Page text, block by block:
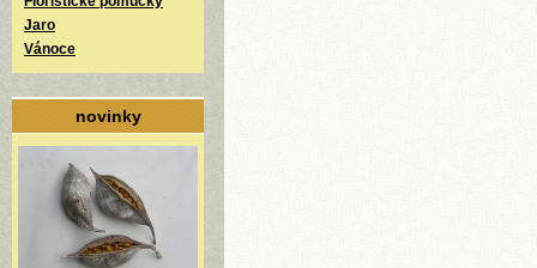
Jaro
Vánoce
novinky